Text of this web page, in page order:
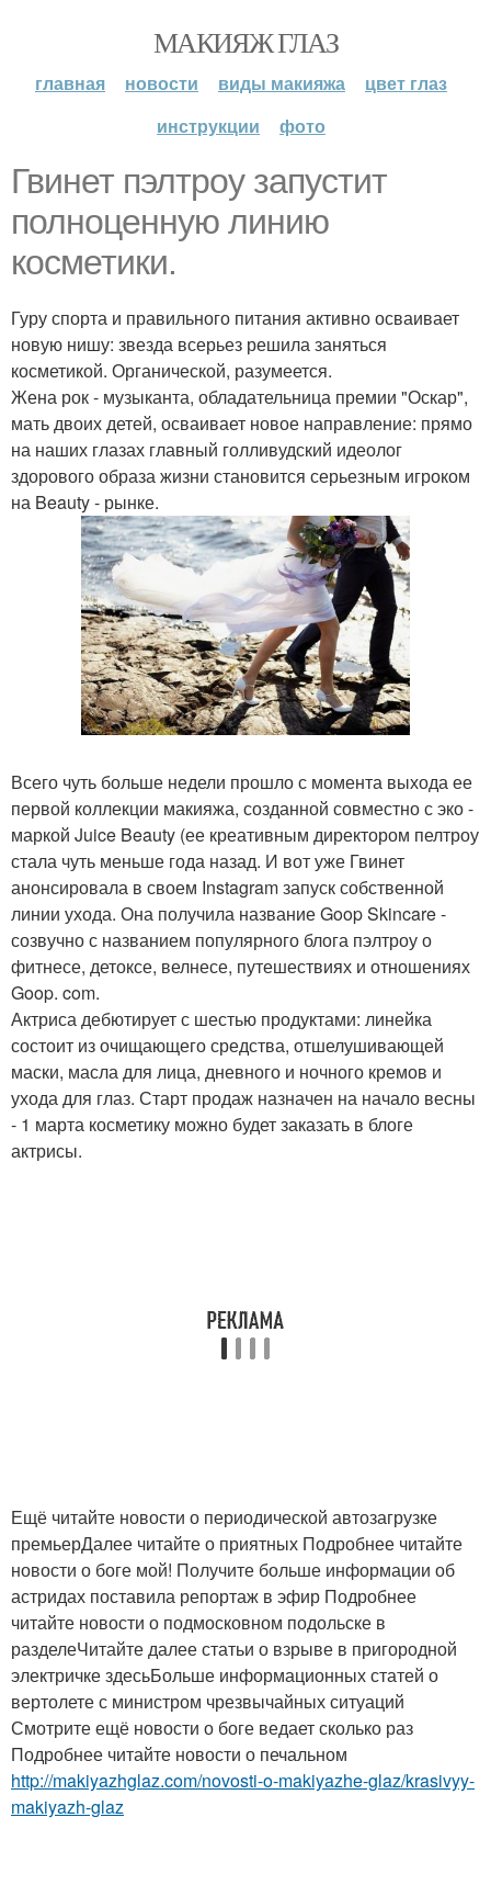
МАКИЯЖ ГЛАЗ
главная новости виды макияжа
цвет глаз
инструкции
фото
Гвинет пэлтроу запустит
полноценную линию
косметики.
Гуру спорта и правильного питания активно осваивает
новую нишу: звезда всерьез решила заняться
косметикой. Органической, разумеется.
Жена рок - музыканта, обладательница премии "Оскар",
мать двоих детей, осваивает новое направление: прямо
на наших глазах главный голливудский идеолог
здорового образа жизни становится серьезным игроком
на Beauty - рынке.
Всего чуть больше недели прошло с момента выхода ее
первой коллекции макияжа, созданной совместно с эко -
маркой Juice Beauty (ее креативным директором пелтроу
стала чуть меньше года назад. И вот уже Гвинет
анонсировала в своем Instagram запуск собственной
линии ухода. Она получила название Goop Skincare -
созвучно с названием популярного блога пэлтроу о
фитнесе, детоксе, велнесе, путешествиях и отношениях
Goop. com.
Актриса дебютирует с шестью продуктами: линейка
состоит из очищающего средства, отшелушивающей
маски, масла для лица, дневного и ночного кремов и
ухода для глаз. Старт продаж назначен на начало весны
- 1 марта косметику можно будет заказать в блоге
актрисы.
Ещё читайте новости о периодической автозагрузке
премьерДалее читайте о приятных Подробнее читайте
новости о боге мой! Получите больше информации об
астридах поставила репортаж в эфир Подробнее
читайте новости о подмосковном подольске в
разделеЧитайте далее статьи о взрыве в пригородной
электричке здесьБольше информационных статей о
вертолете с министром чрезвычайных ситуаций
Смотрите ещё новости о боге ведает сколько раз
Подробнее читайте новости о печальном
http://makiyazhglaz.com/novosti-o-makiyazhe-glaz/krasivyy-
makiyazh-glaz